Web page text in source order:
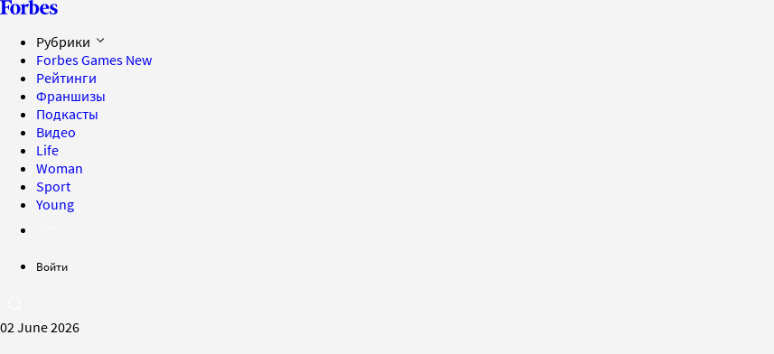
Рубрики
Forbes Games New
Рейтинги
Франшизы
Подкасты
Видео
Life
Woman
Sport
Young
Войти
02 June 2026